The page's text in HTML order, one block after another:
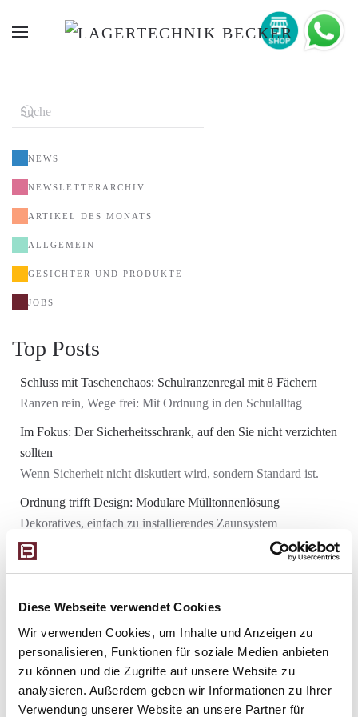
Diese Webseite verwendet Cookies
Wir verwenden Cookies, um Inhalte und Anzeigen zu
personalisieren, Funktionen für soziale Medien anbieten
zu können und die Zugriffe auf unsere Website zu
analysieren. Außerdem geben wir Informationen zu Ihrer
Verwendung unserer Website an unsere Partner für
NEWS
NEWSLETTERARCHIV
ARTIKEL DES MONATS
ALLGEMEIN
GESICHTER UND PRODUKTE
JOBS
Top Posts
Schluss mit Taschenchaos: Schulranzenregal mit 8 Fächern
Ranzen rein, Wege frei: Mit Ordnung in den Schulalltag
Im Fokus: Der Sicherheitsschrank, auf den Sie nicht verzichten
sollten
Wenn Sicherheit nicht diskutiert wird, sondern Standard ist.
Ordnung trifft Design: Modulare Mülltonnenlösung
Dekoratives, einfach zu installierendes Zaunsystem
Unser Highlight im März: Die Pergola Ozean
Design, das Eindruck macht!
Jobs
Sie möchten Teil unseres Teams werden? Dann bewerben Sie sich
auf eine unserer ausgeschrieben Stellenangebote. Sollten keine
Stellenangebote verfügbar sein, können Sie uns Ihre